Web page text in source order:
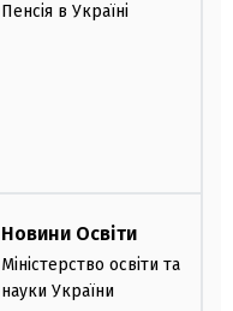
Пенсія в Україні
Новини Освіти
Міністерство освіти та
науки України